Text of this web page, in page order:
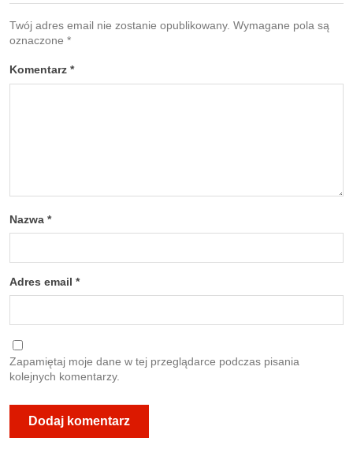
Twój adres email nie zostanie opublikowany. Wymagane pola są
oznaczone *
Komentarz *
Nazwa *
Adres email *
Zapamiętaj moje dane w tej przeglądarce podczas pisania
kolejnych komentarzy.